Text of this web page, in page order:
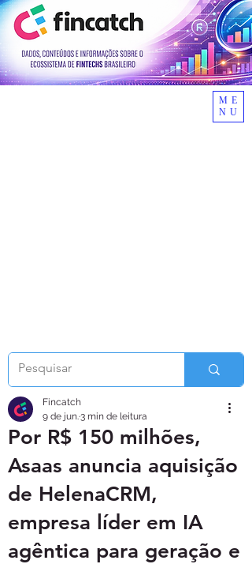
ME
NU
Por R$ 150 milhões,
Asaas anuncia aquisição
de HelenaCRM,
empresa líder em IA
agêntica para geração e
Fincatch
9 de jun.3 min de leitura